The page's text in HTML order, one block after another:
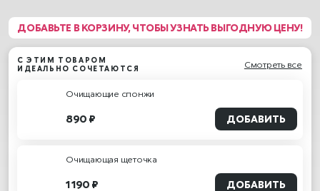
ДОБАВЬТЕ В КОРЗИНУ, ЧТОБЫ УЗНАТЬ ВЫГОДНУЮ ЦЕНУ!
С ЭТИМ ТОВАРОМ
ИДЕАЛЬНО СОЧЕТАЮТСЯ
Смотреть все
Очищающие спонжи
890 ₽ ДОБАВИТЬ
Очищающая щеточка
1 190 ₽ ДОБАВИТЬ